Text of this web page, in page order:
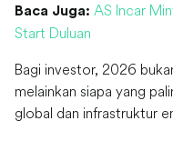
Baca Juga: AS Incar
Start Duluan
Bagi investor, 2026
melainkan siapa yang
global dan infrastruktur